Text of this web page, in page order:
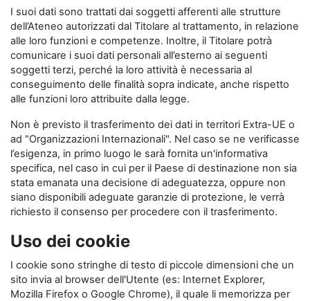
I suoi dati sono trattati dai soggetti afferenti alle strutture
dell’Ateneo autorizzati dal Titolare al trattamento, in relazione
alle loro funzioni e competenze. Inoltre, il Titolare potrà
comunicare i suoi dati personali all’esterno ai seguenti
soggetti terzi, perché la loro attività è necessaria al
conseguimento delle finalità sopra indicate, anche rispetto
alle funzioni loro attribuite dalla legge.
Non è previsto il trasferimento dei dati in territori Extra-UE o
ad "Organizzazioni Internazionali". Nel caso se ne verificasse
l’esigenza, in primo luogo le sarà fornita un'informativa
specifica, nel caso in cui per il Paese di destinazione non sia
stata emanata una decisione di adeguatezza, oppure non
siano disponibili adeguate garanzie di protezione, le verrà
richiesto il consenso per procedere con il trasferimento.
Uso dei cookie
I cookie sono stringhe di testo di piccole dimensioni che un
sito invia al browser dell'Utente (es: Internet Explorer,
Mozilla Firefox o Google Chrome), il quale li memorizza per